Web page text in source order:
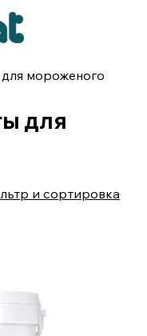
мороженого
для
и сортировка